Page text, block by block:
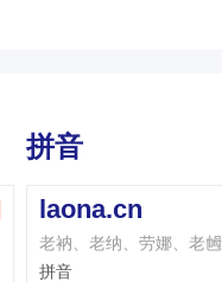
拼音
laona.cn
老衲、老纳、劳娜、老乸
拼音